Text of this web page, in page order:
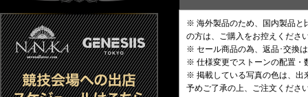
※ 海外製品のため、国内製品と
の方は、ご購入をお控えくださ
※ セール商品の為、返品･交換
※ 仕様変更でストーンの配置・
※ 掲載している写真の色は、出
予めご了承の上、ご注文くださ